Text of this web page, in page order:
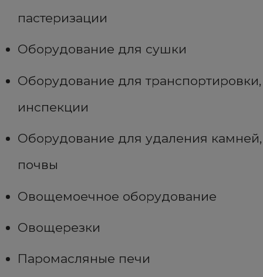
пастеризации
Оборудование для сушки
Оборудование для транспортировки,
инспекции
Оборудование для удаления камней,
почвы
Овощемоечное оборудование
Овощерезки
Паромасляные печи